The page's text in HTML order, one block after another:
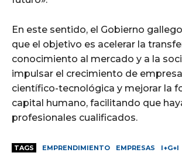
En este sentido, el Gobierno
que el objetivo es acelerar la
conocimiento al mercado y a la
impulsar el crecimiento de
científico-tecnológica y mejorar la
capital humano, facilitando que
profesionales cualificados.
TAGS EMPRENDIMIENTO EMPRESAS I+G+I